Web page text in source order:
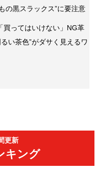
の黒スラックス”に要注意
買ってはいけない」NG革
い茶色”がダサく見えるワ
更新
キング